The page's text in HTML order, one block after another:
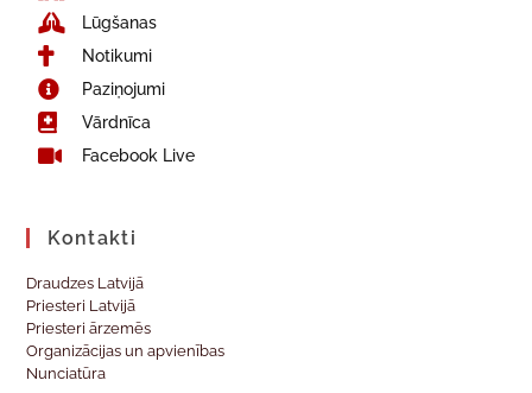
Lūgšanas
Notikumi
Paziņojumi
Vārdnīca
Facebook Live
Kontakti
Draudzes Latvijā
Priesteri Latvijā
Priesteri ārzemēs
Organizācijas un apvienības
Nunciatūra